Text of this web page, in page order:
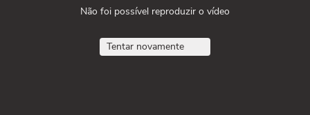
Não foi possível reproduzir o vídeo
Tentar novamente